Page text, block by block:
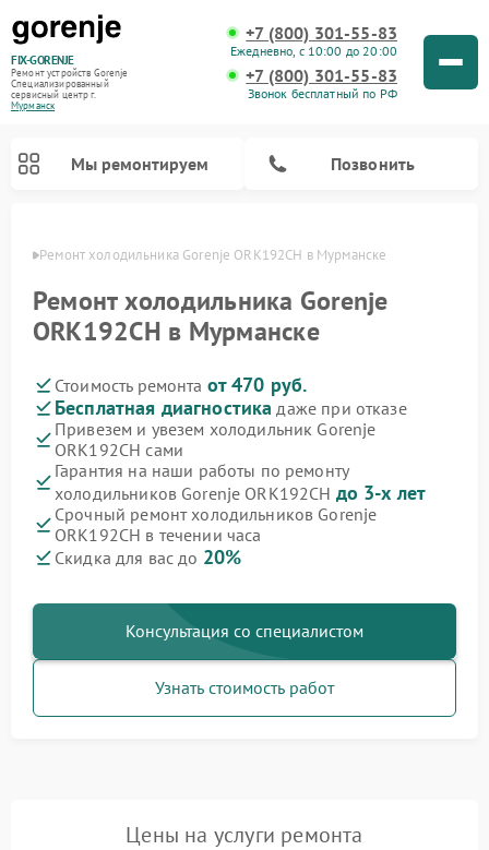
FIX-GORENJE
Ремонт устройств Gorenje
Специализированный
cервисный центр г.
Мурманск
+7 (800) 301-55-83
Ежедневно, с 10:00 до 20:00
+7 (800) 301-55-83
Звонок бесплатный по РФ
Мы ремонтируем Позвонить
Ремонт холодильника Gorenje ORK192CH в Мурманске
Ремонт холодильника Gorenje
ORK192CH в Мурманске
Стоимость ремонта от 470 руб.
Бесплатная диагностика даже при отказе
Привезем и увезем холодильник Gorenje
ORK192CH сами
Гарантия на наши работы по ремонту
холодильников Gorenje ORK192CH до 3-х лет
Срочный ремонт холодильников Gorenje
ORK192CH в течении часа
Скидка для вас до 20%
Консультация со специалистом
Узнать стоимость работ
Цены на услуги ремонта